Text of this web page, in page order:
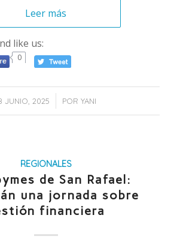
Leer más
like us:
0
JUNIO, 2025
/ PORYANI
REGIONALES
de San Rafael:
una jornada sobre
financiera